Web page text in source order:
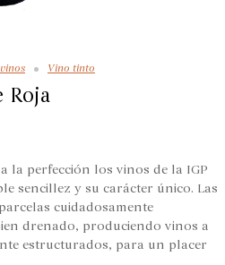
Vino tinto
Roja
la perfección los vinos de la IGP
sencillez y su carácter único. Las
cuidadosamente
drenado, produciendo vinos a
estructurados, para un placer